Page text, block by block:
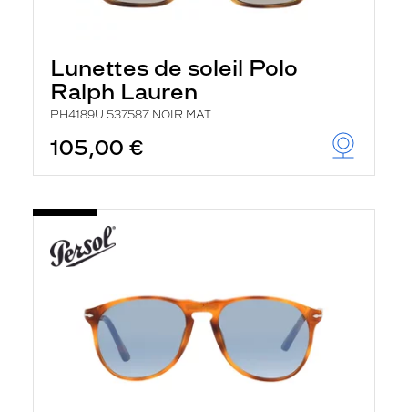
Lunettes de soleil Polo
Ralph Lauren
PH4189U 537587 NOIR MAT
105,00 €